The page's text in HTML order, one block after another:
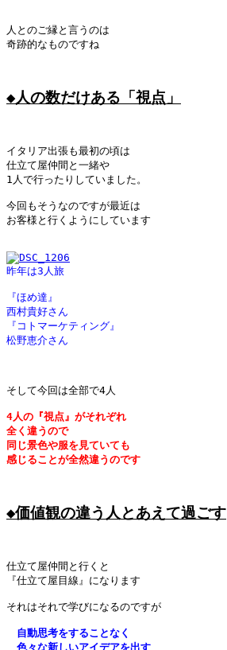
人とのご縁と言うのは
奇跡的なものですね
◆人の数だけある「視点」
イタリア出張も最初の頃は
仕立て屋仲間と一緒や
1人で行ったりしていました。
今回もそうなのですが最近は
お客様と行くようにしています
昨年は3人旅
『ほめ達』
西村貴好さん
『コトマーケティング』
松野恵介さん
そして今回は全部で4人
4人の『視点』がそれぞれ
全く違うので
同じ景色や服を見ていても
感じることが全然違うのです
◆価値観の違う人とあえて過ごす
仕立て屋仲間と行くと
『仕立て屋目線』になります
それはそれで学びになるのですが
自動思考をすることなく
色々な新しいアイデアを出す